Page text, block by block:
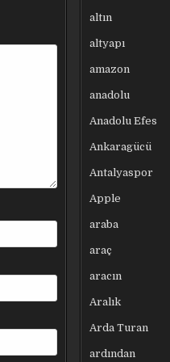
altın
altyapı
amazon
anadolu
Anadolu Efes
Ankaragücü
Antalyaspor
Apple
araba
araç
aracın
Aralık
Arda Turan
ardından